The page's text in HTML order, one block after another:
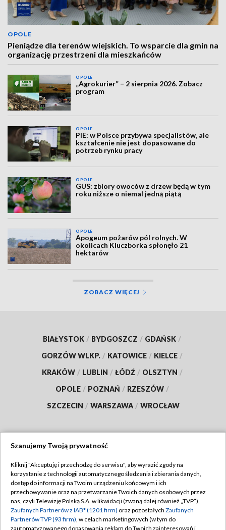
OPOLE
Pieniądze dla terenów wiejskich. To wsparcie dla gmin na
organizację przestrzeni dla mieszkańców
OPOLE
„Agrokurier” – 2 sierpnia 2026. Zobacz
program
OPOLE
PIE: w Polsce przybywa specjalistów, ale
kształcenie nie jest dopasowane do
potrzeb rynku pracy
OPOLE
GUS: zbiory owoców z drzew będą w tym
roku niższe o niemal jedną piątą
OPOLE
Apogeum pożarów pól rolnych. W
okolicach Kluczborka spłonęło 21
hektarów
ZOBACZ WIĘCEJ
BIAŁYSTOK / BYDGOSZCZ / GDAŃSK /
GORZÓW WLKP. / KATOWICE / KIELCE /
KRAKÓW / LUBLIN / ŁÓDŹ / OLSZTYN /
OPOLE / POZNAŃ / RZESZÓW /
SZCZECIN / WARSZAWA / WROCŁAW
TVP
Abonament TVP
Emisja w TVP
Centrum informacji TVP
Regulamin TVP
Polityka prywatności
Moje zgody
Szanujemy Twoją prywatność
Kliknij "Akceptuję i przechodzę do serwisu", aby wyrazić zgody na
korzystanie z technologii automatycznego śledzenia i zbierania danych,
dostęp do informacji na Twoim urządzeniu końcowym i ich
przechowywanie oraz na przetwarzanie Twoich danych osobowych przez
nas, czyli Telewizję Polską S.A. w likwidacji (zwaną dalej również „TVP”),
Zaufanych Partnerów z IAB* (1201 firm) oraz pozostałych Zaufanych
Partnerów TVP (93 firm), w celach marketingowych (w tym do
zautomatyzowanego dopasowania reklam do Twoich zainteresowań i